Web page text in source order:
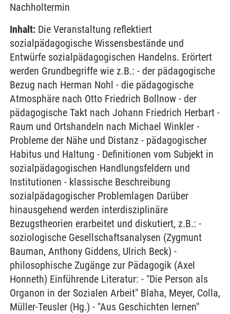
Nachholtermin
Inhalt: Die Veranstaltung reflektiert
sozialpädagogische Wissensbestände und
Entwürfe sozialpädagogischen Handelns. Erörtert
werden Grundbegriffe wie z.B.: - der pädagogische
Bezug nach Herman Nohl - die pädagogische
Atmosphäre nach Otto Friedrich Bollnow - der
pädagogische Takt nach Johann Friedrich Herbart -
Raum und Ortshandeln nach Michael Winkler -
Probleme der Nähe und Distanz - pädagogischer
Habitus und Haltung - Definitionen vom Subjekt in
sozialpädagogischen Handlungsfeldern und
Institutionen - klassische Beschreibung
sozialpädagogischer Problemlagen Darüber
hinausgehend werden interdisziplinäre
Bezugstheorien erarbeitet und diskutiert, z.B.: -
soziologische Gesellschaftsanalysen (Zygmunt
Bauman, Anthony Giddens, Ulrich Beck) -
philosophische Zugänge zur Pädagogik (Axel
Honneth) Einführende Literatur: - "Die Person als
Organon in der Sozialen Arbeit" Blaha, Meyer, Colla,
Müller-Teusler (Hg.) - "Aus Geschichten lernen"